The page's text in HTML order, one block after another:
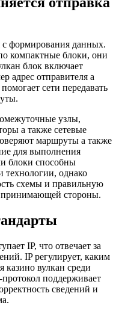
с формирования данных.
компактные блоки, они
блок включает
адрес отправителя а
сети передавать
узлы,
а также сетевые
маршруты а также
для выполнения
блоки способны
технологии, однако
схемы и правильную
принимающей стороны.
IP, что отвечает за
IP регулирует, каким
вулкан среди
поддерживает
сведений и